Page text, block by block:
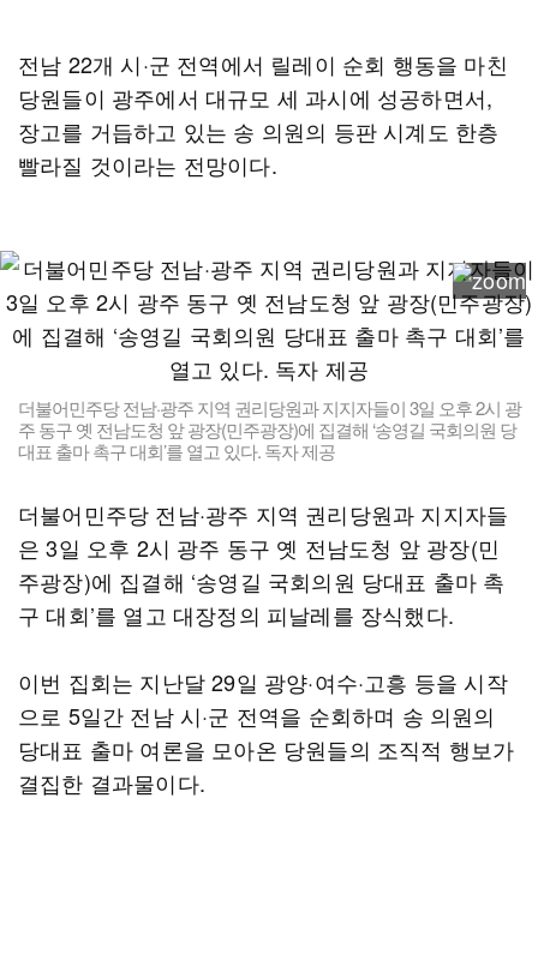
전남 22개 시·군 전역에서 릴레이 순회 행동을 마친
당원들이 광주에서 대규모 세 과시에 성공하면서,
장고를 거듭하고 있는 송 의원의 등판 시계도 한층
빨라질 것이라는 전망이다.
더불어민주당 전남·광주 지역 권리당원과 지지자들이 3일 오후 2시 광
주 동구 옛 전남도청 앞 광장(민주광장)에 집결해 ‘송영길 국회의원 당
대표 출마 촉구 대회’를 열고 있다. 독자 제공
더불어민주당 전남·광주 지역 권리당원과 지지자들
은 3일 오후 2시 광주 동구 옛 전남도청 앞 광장(민
주광장)에 집결해 ‘송영길 국회의원 당대표 출마 촉
구 대회’를 열고 대장정의 피날레를 장식했다.
이번 집회는 지난달 29일 광양·여수·고흥 등을 시작
으로 5일간 전남 시·군 전역을 순회하며 송 의원의
당대표 출마 여론을 모아온 당원들의 조직적 행보가
결집한 결과물이다.